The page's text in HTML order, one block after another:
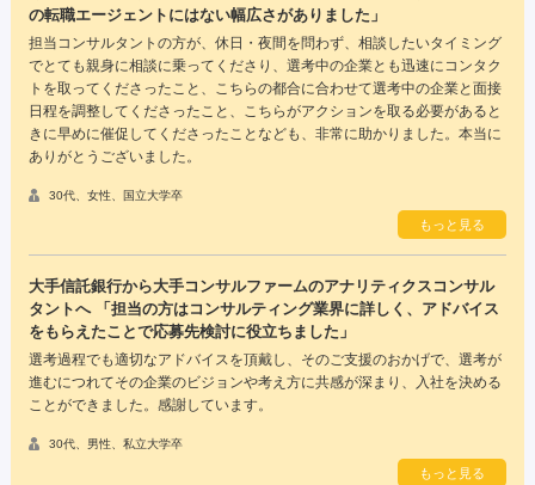
の転職エージェントにはない幅広さがありました」
担当コンサルタントの方が、休日・夜間を問わず、相談したいタイミング
でとても親身に相談に乗ってくださり、選考中の企業とも迅速にコンタク
トを取ってくださったこと、こちらの都合に合わせて選考中の企業と面接
日程を調整してくださったこと、こちらがアクションを取る必要があると
きに早めに催促してくださったことなども、非常に助かりました。本当に
ありがとうございました。
30代、女性、国立大学卒
もっと見る
大手信託銀行から大手コンサルファームのアナリティクスコンサル
タントへ 「担当の方はコンサルティング業界に詳しく、アドバイス
をもらえたことで応募先検討に役立ちました」
選考過程でも適切なアドバイスを頂戴し、そのご支援のおかげで、選考が
進むにつれてその企業のビジョンや考え方に共感が深まり、入社を決める
ことができました。感謝しています。
30代、男性、私立大学卒
もっと見る